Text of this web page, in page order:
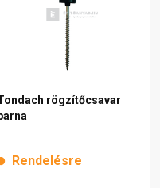
rögzítőcsavar
barna
Rendelésre